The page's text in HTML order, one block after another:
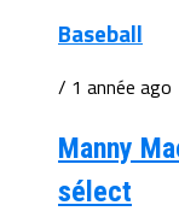
Baseball
/ 1 année ago
Manny
sélect